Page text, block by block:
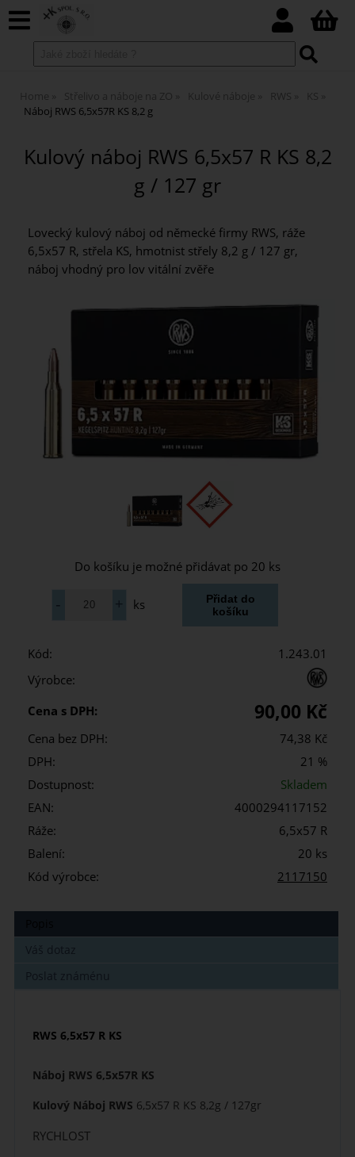
Home Střelivo a náboje na ZO Kulové náboje RWS
Náboj RWS 6,5x57R KS 8,2 g
Kulový náboj RWS 6,5x57 R KS 8,2
g / 127 gr
Lovecký kulový náboj od německé firmy RWS, ráže
6,5x57 R, střela KS, hmotnist střely 8,2 g / 127 gr,
náboj vhodný pro lov vitální zvěře
Do košíku je možné přidávat po 20 ks
ks
Kód:
1.243.01
Výrobce:
Cena s DPH:
90,00 Kč
Cena bez DPH:
74,38 Kč
DPH:
21 %
Dostupnost:
Skladem
EAN:
4000294117152
Ráže:
6,5x57 R
Balení:
20 ks
Kód výrobce:
2117150
Váš dotaz
Poslat známénu
RWS 6,5x57 R KS
Náboj RWS 6,5x57R KS
Kulový Náboj RWS 6,5x57 R KS 8,2g / 127gr
RYCHLOST